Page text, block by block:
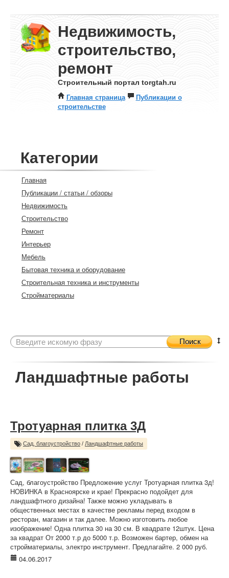
Недвижимость,
строительство,
ремонт
Строительный портал torgtah.ru
Главная страница
Публикации о
строительстве
Категории
Главная
Публикации / статьи / обзоры
Недвижимость
Строительство
Ремонт
Интерьер
Мебель
Бытовая техника и оборудование
Строительная техника и инструменты
Стройматериалы
Поиск
Ландшафтные работы
Тротуарная плитка 3Д
Сад, благоустройство / Ландшафтные работы
Сад, благоустройство Предложение услуг Тротуарная плитка 3д!
НОВИНКА в Красноярске и крае! Прекрасно подойдет для
ландшафтного дизайна! Также можно укладывать в
общественных местах в качестве рекламы перед входом в
ресторан, магазин и так далее. Можно изготовить любое
изображение! Одна плитка 30 на 30 см. В квадрате 12штук. Цена
за квадрат От 2000 т.р до 5000 т.р. Возможен бартер, обмен на
стройматериалы, электро инструмент. Предлагайте. 2 000 руб.
04.06.2017